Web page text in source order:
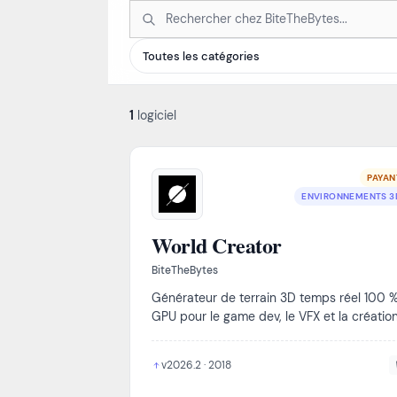
1 logiciel
ENVIRONNEMENTS
World Creator
BiteTheBytes
Générateur de terrain 3D temps réel 100
GPU pour le game dev, le VFX et la
v2026.2 · 2018